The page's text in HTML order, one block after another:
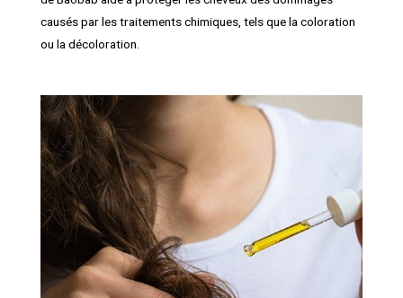
causés par les traitements chimiques, tels que la coloration
ou la décoloration.